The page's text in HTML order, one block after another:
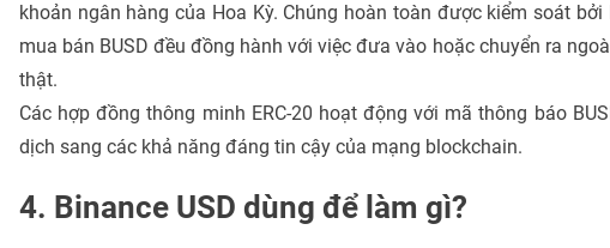
khoản ngân hàng của Hoa Kỳ. Chúng hoàn toàn được kiểm soát
mua bán BUSD đều đồng hành với việc đưa vào hoặc chuyển ra
thật.
Các hợp đồng thông minh ERC-20 hoạt động với mã thông báo
dịch sang các khả năng đáng tin cậy của mạng blockchain.
4. Binance USD dùng để làm gì?